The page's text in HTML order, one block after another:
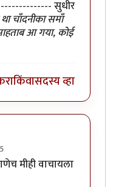
सुधीर
चाँदनीका समाँ
आ गया, कोई
किंवासदस्य व्हा
मीही वाचायला